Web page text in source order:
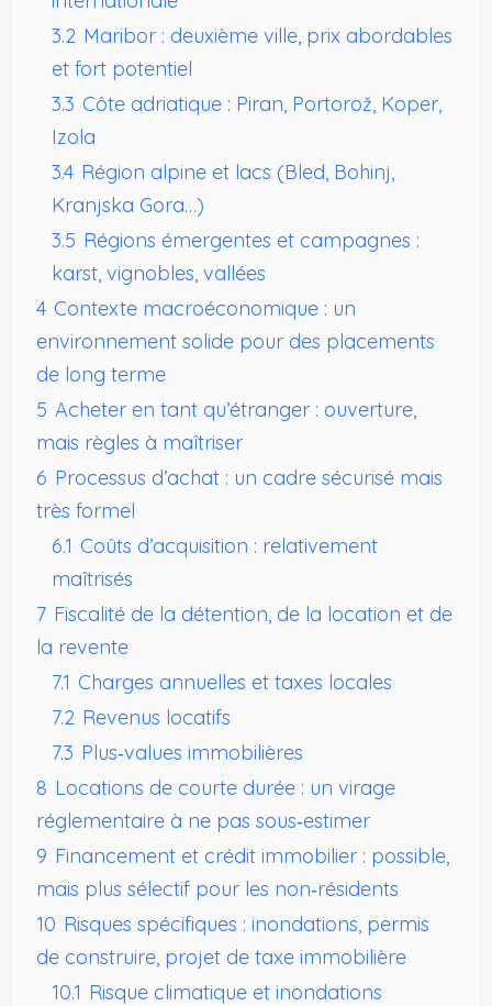
3.2 Maribor : deuxième ville, prix abordables
et fort potentiel
3.3 Côte adriatique : Piran, Portorož, Koper,
Izola
3.4 Région alpine et lacs (Bled, Bohinj,
Kranjska Gora…)
3.5 Régions émergentes et campagnes :
karst, vignobles, vallées
4 Contexte macroéconomique : un
environnement solide pour des placements
de long terme
5 Acheter en tant qu’étranger : ouverture,
mais règles à maîtriser
6 Processus d’achat : un cadre sécurisé mais
très formel
6.1 Coûts d’acquisition : relativement
maîtrisés
7 Fiscalité de la détention, de la location et de
la revente
7.1 Charges annuelles et taxes locales
7.2 Revenus locatifs
7.3 Plus‑values immobilières
8 Locations de courte durée : un virage
réglementaire à ne pas sous‑estimer
9 Financement et crédit immobilier : possible,
mais plus sélectif pour les non‑résidents
10 Risques spécifiques : inondations, permis
de construire, projet de taxe immobilière
10.1 Risque climatique et inondations